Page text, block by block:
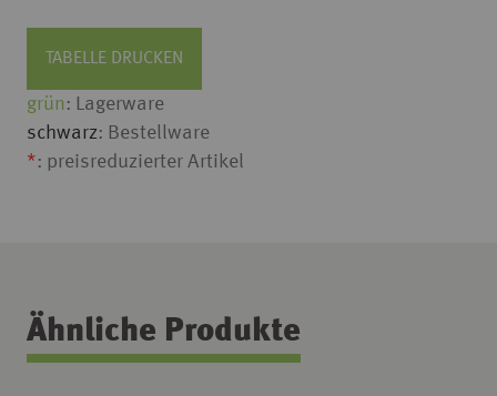
TABELLE DRUCKEN
grün: Lagerware
schwarz: Bestellware
*: preisreduzierter Artikel
Ähnliche Produkte